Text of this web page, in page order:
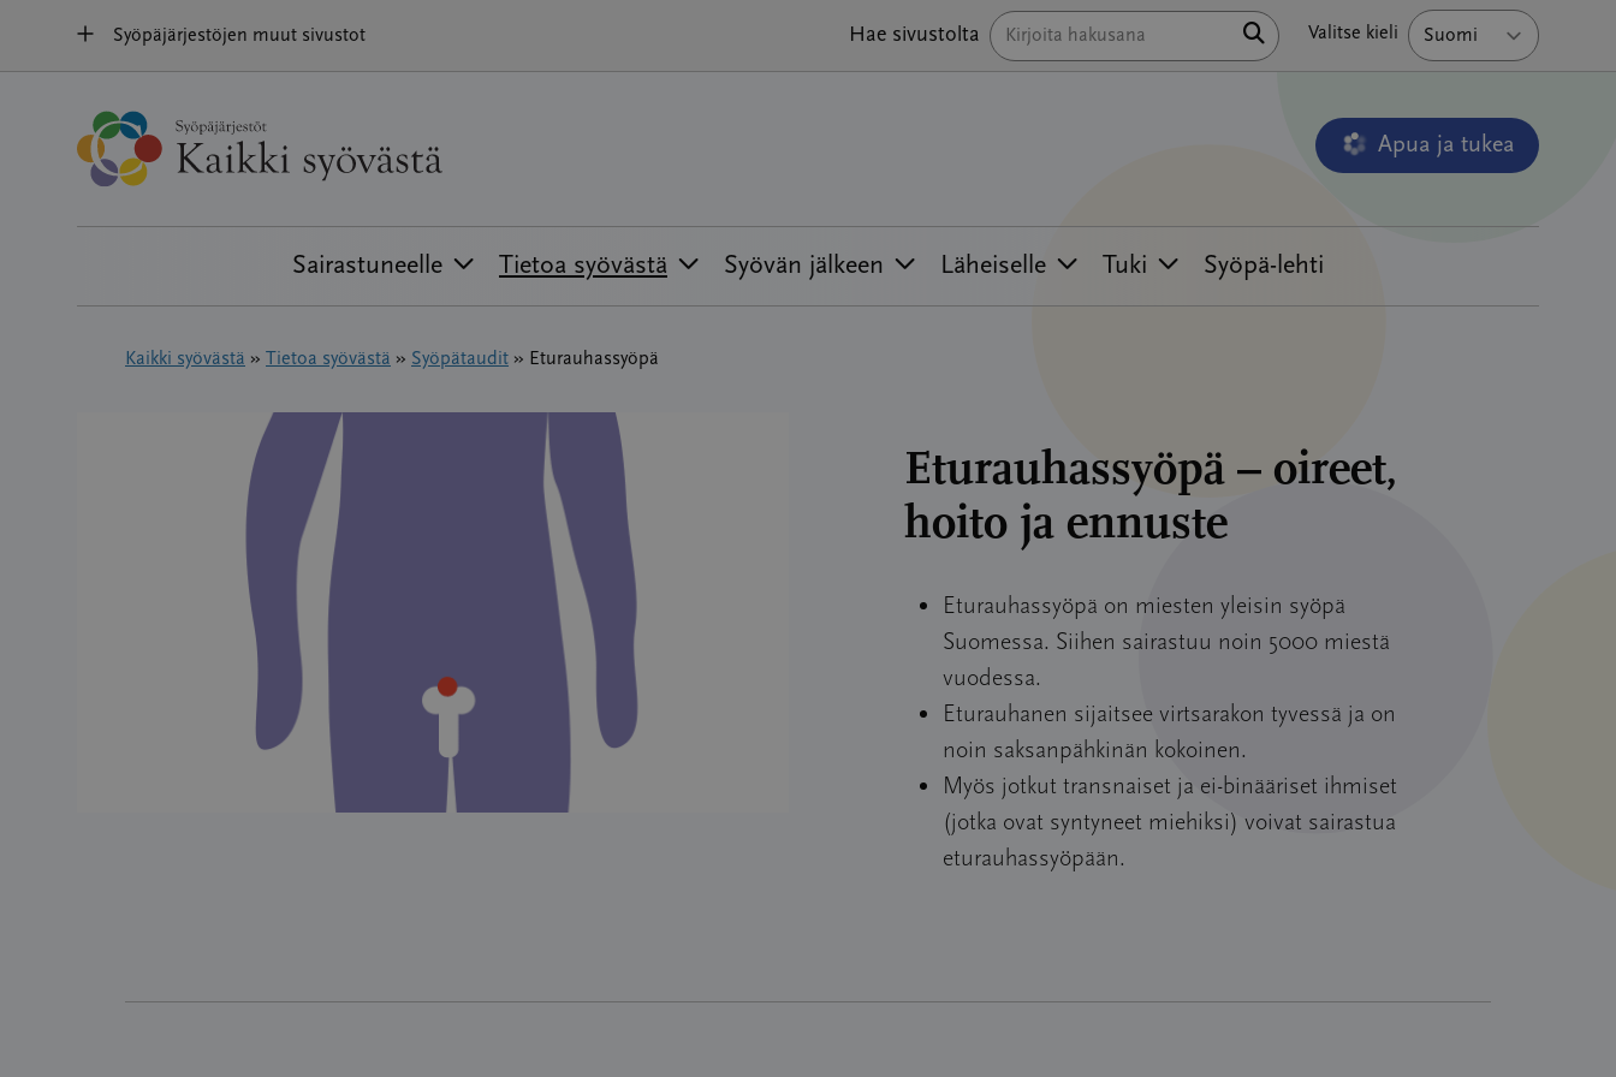
Syöpäjärjestöjen muut sivustot Hae sivustolta Hae Valitse kieli
Apua ja tukea
Avautuu uudessa
Sairastuneelle Tietoa syövästä Syövän jälkeen Läheiselle Tuki Syöpä-lehti
Kaikki syövästä » Tietoa syövästä » Syöpätaudit » Eturauhassyöpä
Eturauhassyöpä – oireet,
hoito ja ennuste
Eturauhassyöpä on miesten yleisin syöpä
Suomessa. Siihen sairastuu noin 5000 miestä
vuodessa.
Eturauhanen sijaitsee virtsarakon tyvessä ja on
noin saksanpähkinän kokoinen.
Myös jotkut transnaiset ja ei-binääriset ihmiset
(jotka ovat syntyneet miehiksi) voivat sairastua
eturauhassyöpään.